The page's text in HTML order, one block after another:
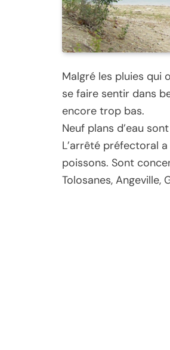
Malgré les pluies qui
se faire sentir dans
encore trop bas.
Neuf plans d’eau
L’arrêté préfectoral
poissons. Sont
Tolosanes, Angeville,